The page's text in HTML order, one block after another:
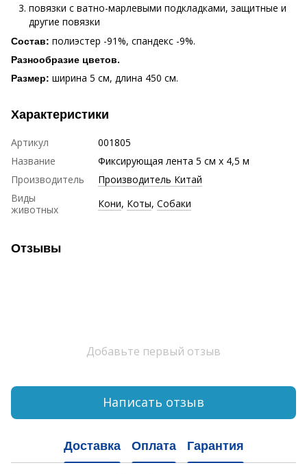
повязки с ватно-марлевыми подкладками, защитные и
другие повязки
Состав: полиэстер -91%, спандекс -9%.
Разнообразие цветов.
Размер: ширина 5 см, длина 450 см.
Характеристики
Артикул
001805
Название
Фиксирующая лента 5 см х 4,5 м
Производитель
Производитель Китай
Виды
животных
Кони, Коты, Собаки
Отзывы
Добавьте первый отзыв
Написать отзыв
Доставка Оплата Гарантия